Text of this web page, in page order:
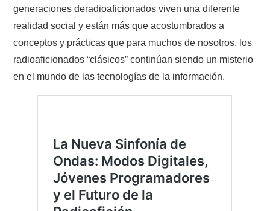
generaciones deradioaficionados viven una diferente
realidad social y están más que acostumbrados a
conceptos y prácticas que para muchos de nosotros, los
radioaficionados “clásicos” continúan siendo un misterio
en el mundo de las tecnologías de la información.